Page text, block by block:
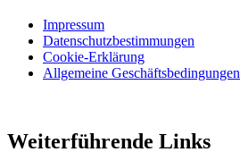
Impressum
Datenschutzbestimmungen
Cookie-Erklärung
Allgemeine Geschäftsbedingungen
Weiterführende Links